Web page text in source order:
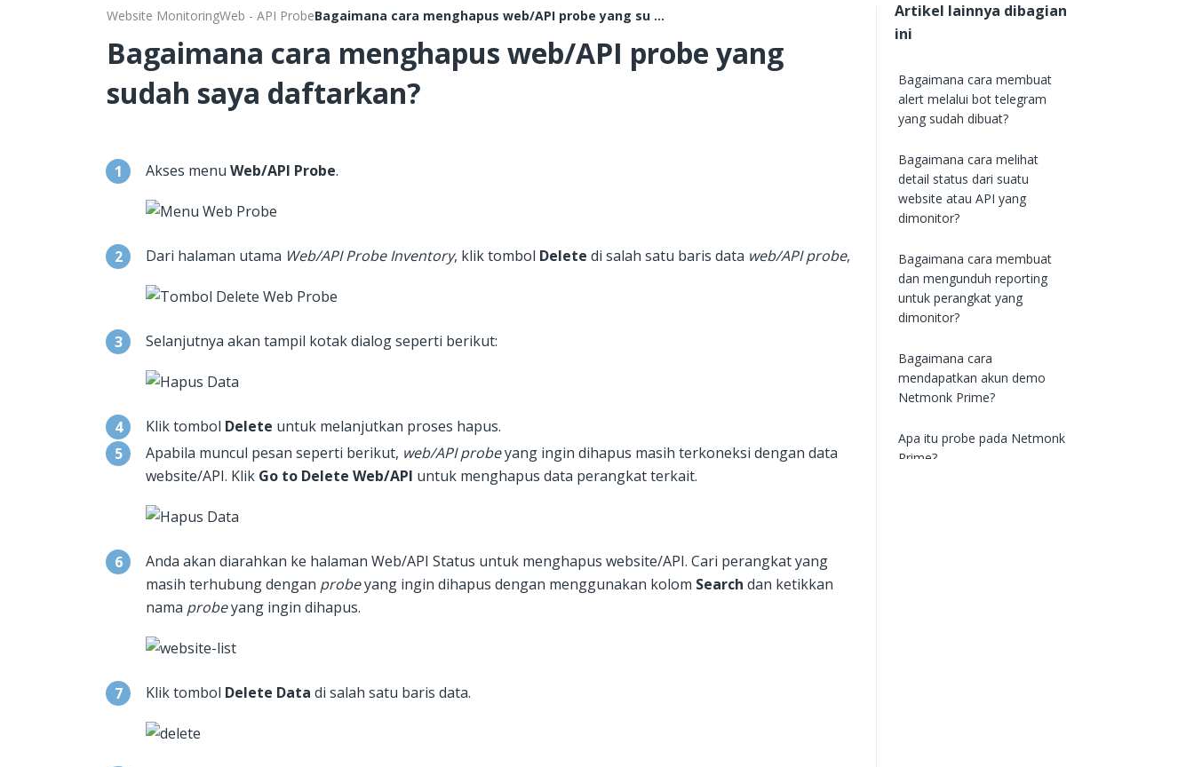
Website MonitoringWeb - API ProbeBagaimana cara menghapus web/API probe yang su ...
Bagaimana cara menghapus web/API probe yang
sudah saya daftarkan?
Akses menu Web/API Probe.
Dari halaman utama Web/API Probe Inventory, klik tombol Delete di salah satu baris data web/API probe,
Selanjutnya akan tampil kotak dialog seperti berikut:
Klik tombol Delete untuk melanjutkan proses hapus.
Apabila muncul pesan seperti berikut, web/API probeyang ingin dihapus masih terkoneksi dengan data
website/API. Klik Go to Delete Web/API untuk menghapus data perangkat terkait.
Anda akan diarahkan ke halaman Web/API Status untuk menghapus website/API. Cari perangkat yang
masih terhubung dengan probeyang ingin dihapus dengan menggunakan kolom Search dan ketikkan
nama probeyang ingin dihapus.
Klik tombol Delete Data di salah satu baris data.
Artikel lainnya dibagian
ini
Bagaimana cara membuat
alert melalui bot telegram
yang sudah dibuat?
Bagaimana cara melihat
detail status dari suatu
website atau API yang
dimonitor?
Bagaimana cara membuat
dan mengunduh reporting
untuk perangkat yang
dimonitor?
Bagaimana cara
mendapatkan akun demo
Netmonk Prime?
Apa itu probe pada Netmonk
Prime?